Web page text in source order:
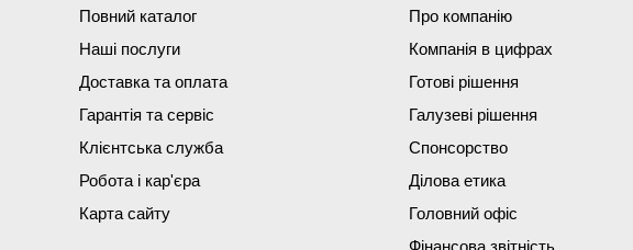
Повний каталог
Наші послуги
Доставка та оплата
Гарантія та сервіс
Клієнтська служба
Робота і кар'єра
Карта сайту
Про компанію
Компанія в цифрах
Готові рішення
Галузеві рішення
Спонсорство
Ділова етика
Головний офіс
Фінансова звітність